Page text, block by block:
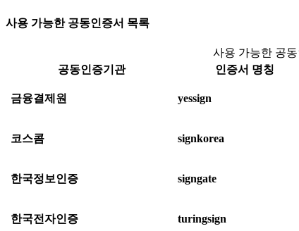
사용 가능한 공동인증서 목록
사용 가능한 공
공동인증기관
인증서 명칭
금융결제원 yessign
코스콤 signkorea
한국정보인증 signgate
한국전자인증 turingsign